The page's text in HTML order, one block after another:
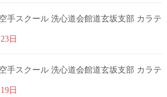
手スクール 洗心道会館道玄坂支部 カラテ
日
手スクール 洗心道会館道玄坂支部 カラテ
日